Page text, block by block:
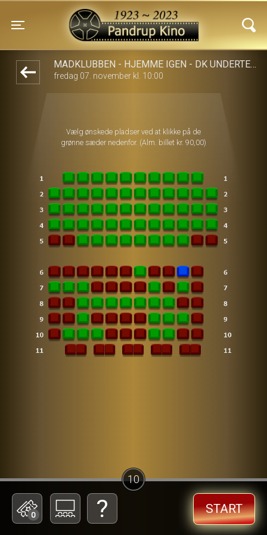
Toggle navigation
Pandrup Kino
MADKLUBBEN - HJEMME IGEN - DK UNDERTEKSTER
fredag 07. november kl. 10:00
Vælg ønskede pladser ved at klikke på de
grønne sæder nedenfor. (Alm. billet kr. 90,00)
0 START
10
front05-temp 060852